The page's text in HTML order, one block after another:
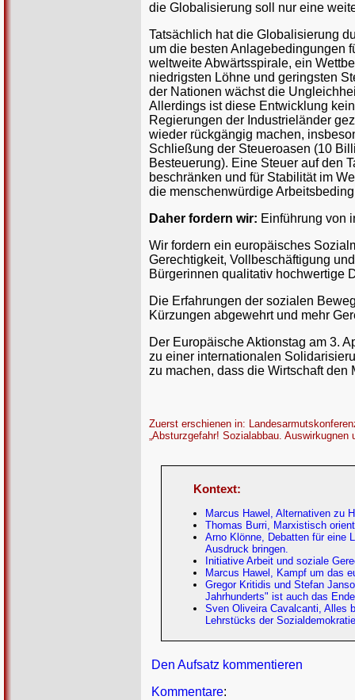
die Globalisierung soll nur eine
Tatsächlich hat die Globalisierung
um die besten Anlagebedingungen
weltweite Abwärtsspirale, ein
niedrigsten Löhne und geringsten
der Nationen wächst die
Allerdings ist diese Entwicklung
Regierungen der Industrieländer
wieder rückgängig machen,
Schließung der Steueroasen (10
Besteuerung). Eine Steuer auf den
beschränken und für Stabilität im
die menschenwürdige
Daher fordern wir: Einführung von
Wir fordern ein europäisches
Gerechtigkeit, Vollbeschäftigung
Bürgerinnen qualitativ hochwertige
Die Erfahrungen der sozialen
Kürzungen abgewehrt und mehr
Der Europäische Aktionstag am 3.
zu einer internationalen
zu machen, dass die Wirtschaft
Zuerst erschienen in:
„Absturzgefahr! Sozialabbau.
Kontext:
Marcus Hawel, Alternativen zu
Thomas Burri, Marxistisch
Arno Klönne, Debatten für eine
Ausdruck bringen.
Initiative Arbeit und soziale
Marcus Hawel, Kampf um das
Gregor Kritidis und Stefan
Jahrhunderts" ist auch das
Sven Oliveira Cavalcanti, Alles
Lehrstücks der Sozialdemokratie
Den Aufsatz kommentieren
Kommentare: